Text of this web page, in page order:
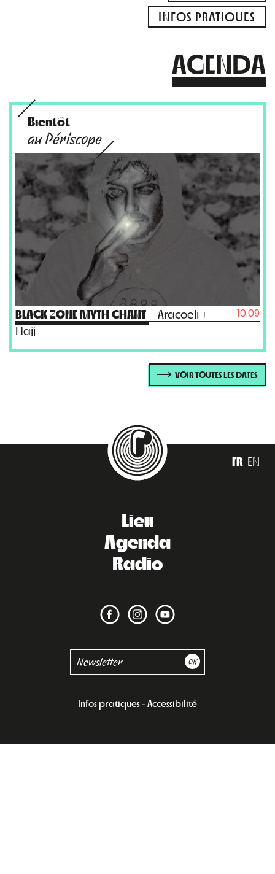
INFOS PRATIQUES
AGENDA
Bientôt
au Périscope
BLACK ZONE MYTH CHANT + Aracoeli +
Hajj
10.09
VOIR TOUTES LES DATES
FR EN
Lieu
Agenda
Radio
Infos pratiques Accessibilité